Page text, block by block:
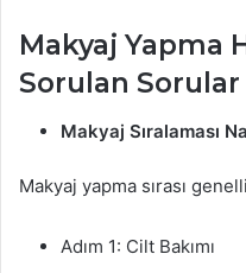
Makyaj Yapma
Sorulan Sorular
Makyaj Sıralaması
Makyaj yapma sırası
Adım 1: Cilt Bakımı